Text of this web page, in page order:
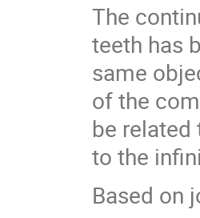
The
teeth has
same
of the
be
to the
Based on